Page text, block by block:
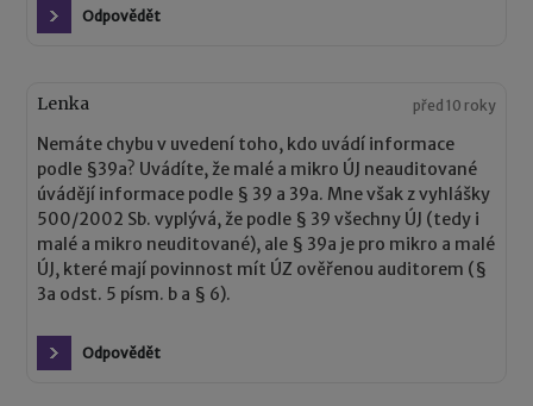
Odpovědět
Lenka před 10 roky
Nemáte chybu v uvedení toho, kdo uvádí informace
podle §39a? Uvádíte, že malé a mikro ÚJ neauditované
úvádějí informace podle § 39 a 39a. Mne však z vyhlášky
500/2002 Sb. vyplývá, že podle § 39 všechny ÚJ (tedy i
malé a mikro neuditované), ale § 39a je pro mikro a malé
ÚJ, které mají povinnost mít ÚZ ověřenou auditorem (§
3a odst. 5 písm. b a § 6).
Odpovědět